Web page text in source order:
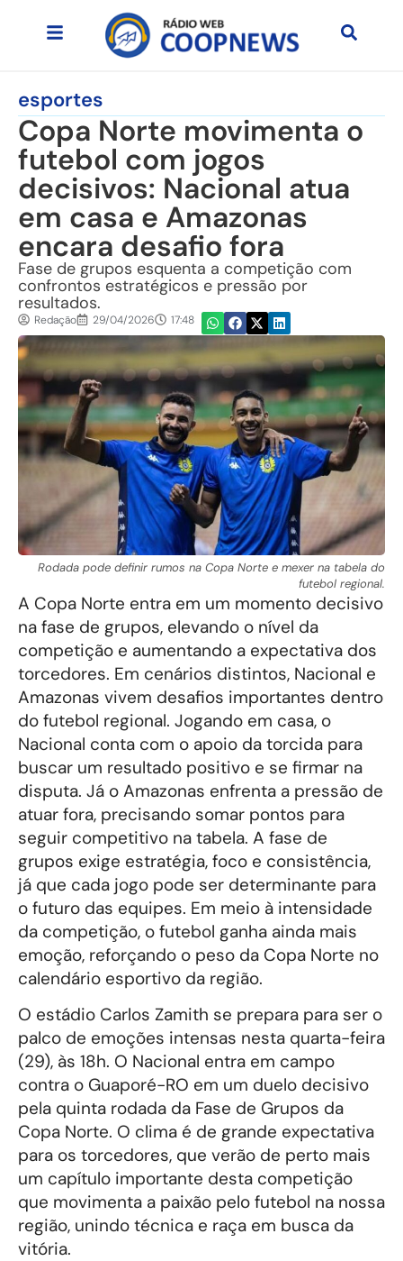
esportes
Copa Norte movimenta o
futebol com jogos
decisivos: Nacional atua
em casa e Amazonas
encara desafio fora
Fase de grupos esquenta a competição com
confrontos estratégicos e pressão por
resultados.
Redação 29/04/2026 17:48
Rodada pode definir rumos na Copa Norte e mexer na tabela do
futebol regional.
A Copa Norte entra em um momento decisivo
na fase de grupos, elevando o nível da
competição e aumentando a expectativa dos
torcedores. Em cenários distintos, Nacional e
Amazonas vivem desafios importantes dentro
do futebol regional. Jogando em casa, o
Nacional conta com o apoio da torcida para
buscar um resultado positivo e se firmar na
disputa. Já o Amazonas enfrenta a pressão de
atuar fora, precisando somar pontos para
seguir competitivo na tabela. A fase de
grupos exige estratégia, foco e consistência,
já que cada jogo pode ser determinante para
o futuro das equipes. Em meio à intensidade
da competição, o futebol ganha ainda mais
emoção, reforçando o peso da Copa Norte no
calendário esportivo da região.
O estádio Carlos Zamith se prepara para ser o
palco de emoções intensas nesta quarta-feira
(29), às 18h. O Nacional entra em campo
contra o Guaporé-RO em um duelo decisivo
pela quinta rodada da Fase de Grupos da
Copa Norte. O clima é de grande expectativa
para os torcedores, que verão de perto mais
um capítulo importante desta competição
que movimenta a paixão pelo futebol na nossa
região, unindo técnica e raça em busca da
vitória.